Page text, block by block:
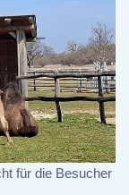
für die Besucher